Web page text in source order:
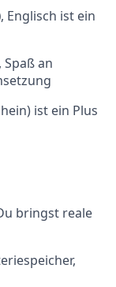
, Englisch ist ein
, Spaß an
ist ein Plus
bringst reale